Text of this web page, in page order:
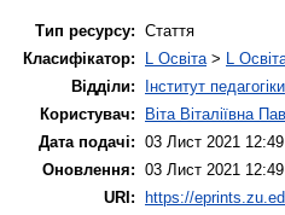
Тип ресурсу: Стаття
Класифікатор:
L Освіта> L
Відділи:
Інститут педагогіки
Користувач:
Віта Віталіївна
Дата подачі: 03 Лист 2021 12:49
Оновлення: 03 Лист 2021 12:49
URI:
https://